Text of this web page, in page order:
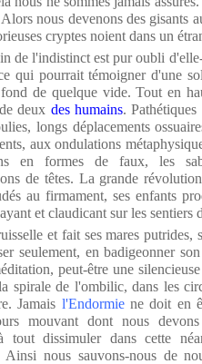
nous devenons des gisants
cryptes noient dans un
de l'indistinct est pur oubli
qui pourrait témoigner d'une
fond de quelque vide. Tout en
deux des humains. Pathétiques
longs déplacements
aux ondulations
en formes de faux, les
de têtes. La grande
au firmament, ses enfants
et claudicant sur les sentiers
et fait ses mares putrides,
seulement, en badigeonner
peut-être une
spirale de l'ombilic, dans les
Jamais l'Endormiene doit en
mouvant dont nous
tout dissimuler dans cette
nous sauvons-nous de